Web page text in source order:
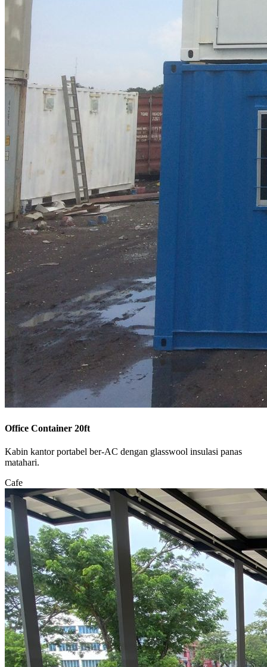
Office Container 20ft
Kabin kantor portabel ber-AC dengan glasswool insulasi panas
matahari.
Cafe